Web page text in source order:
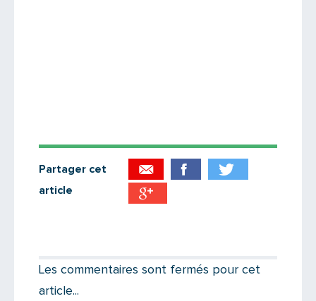
Partager cet
article
Les commentaires sont fermés pour cet
article...